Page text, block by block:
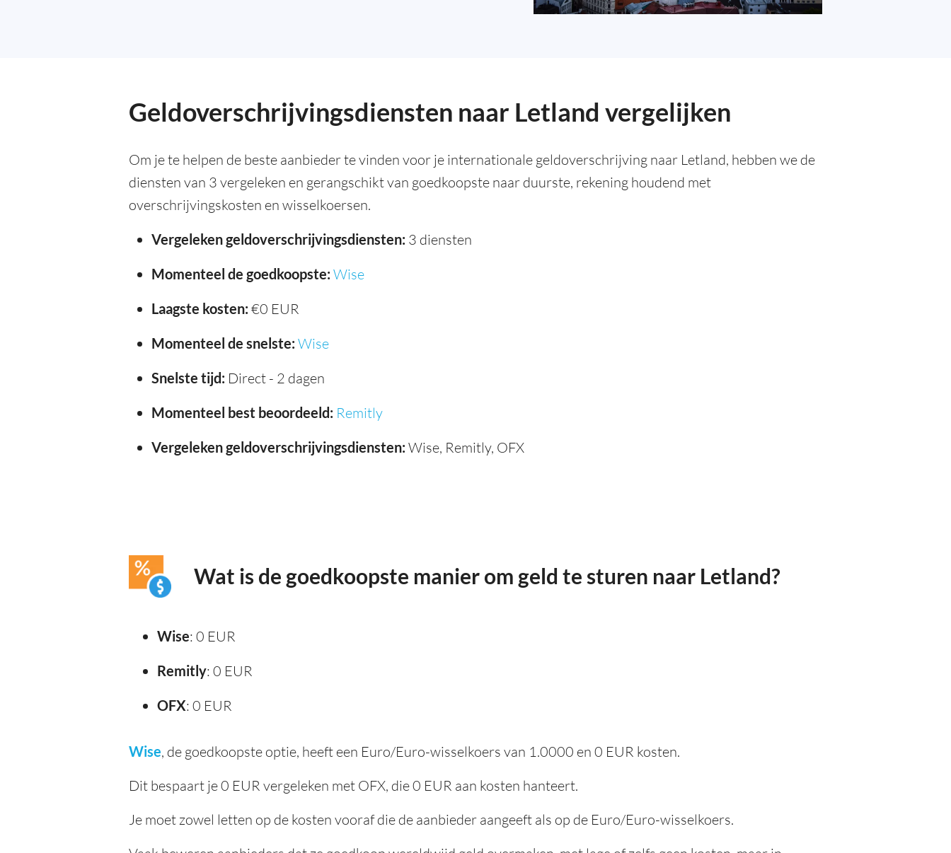
Geldoverschrijvingsdiensten naar Letland vergelijken
Om je te helpen de beste aanbieder te vinden voor je internationale geldoverschrijving naar Letland, hebben we de
diensten van 3 vergeleken en gerangschikt van goedkoopste naar duurste, rekening houdend met
overschrijvingskosten en wisselkoersen.
Vergeleken geldoverschrijvingsdiensten: 3 diensten
Momenteel de goedkoopste: Wise
Laagste kosten: €0 EUR
Momenteel de snelste: Wise
Snelste tijd: Direct - 2 dagen
Momenteel best beoordeeld: Remitly
Vergeleken geldoverschrijvingsdiensten: Wise, Remitly, OFX
Wat is de goedkoopste manier om geld te sturen naar Letland?
Wise: 0 EUR
Remitly: 0 EUR
OFX: 0 EUR
Wise, de goedkoopste optie, heeft een Euro/Euro-wisselkoers van 1.0000 en 0 EUR kosten.
Dit bespaart je 0 EUR vergeleken met OFX, die 0 EUR aan kosten hanteert.
Je moet zowel letten op de kosten vooraf die de aanbieder aangeeft als op de Euro/Euro-wisselkoers.